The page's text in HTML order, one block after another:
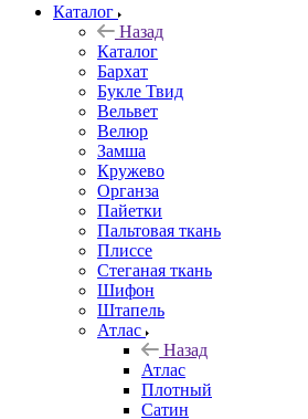
Каталог
Назад
Каталог
Бархат
Букле Твид
Вельвет
Велюр
Замша
Кружево
Органза
Пайетки
Пальтовая ткань
Плиссе
Стеганая ткань
Шифон
Штапель
Атлас
Назад
Атлас
Плотный
Сатин